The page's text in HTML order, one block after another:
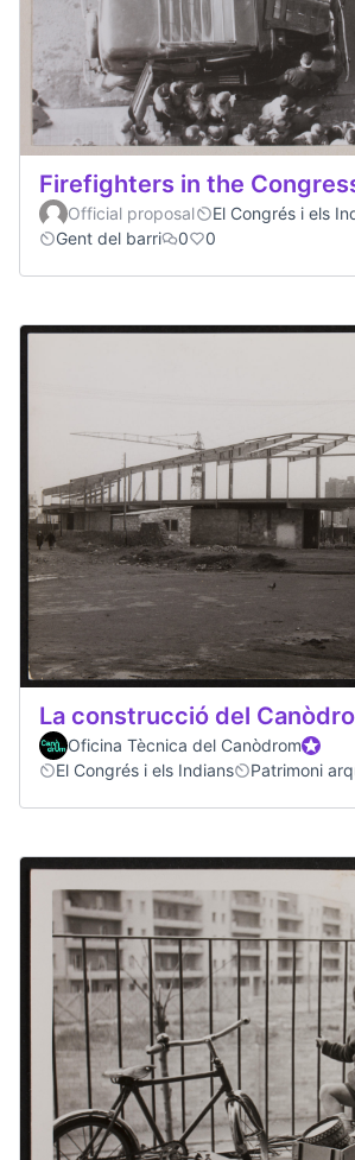
Firefighters in the
Official proposal
El Congrés i els
Gent del barri
0 0
La construcció del
Oficina Tècnica del Canòdrom
El Congrés i els Indians
Patrimoni